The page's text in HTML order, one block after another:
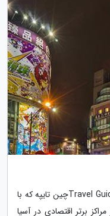
راهنمای مسافرتی به تایپه | Travel Guide To Taipeiچین تایپه که با
برتر اقتصادی در آسیا